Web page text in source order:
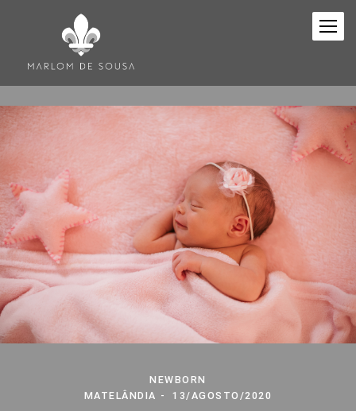
NEWBORN
MATELÂNDIA
13/AGOSTO/2020